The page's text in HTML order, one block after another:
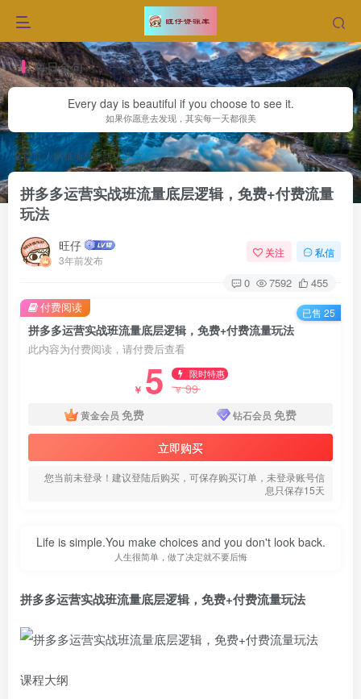
每日金句
Every day is beautiful if you choose to see it.
如果你愿意去发现，其实每一天都很美
首页 网赚项目更新 正文
拼多多运营实战班流量底层逻辑，免费+付费流量
玩法
旺仔
3年前发布
关注 私信
0 7592 455
拼多多运营实战班流量底层逻辑，免费+付费流量玩法
此内容为付费阅读，请付费后查看
￥ 5 限时特惠
￥99
黄金会员 免费 钻石会员 免费
立即购买
您当前未登录！建议登陆后购买，可保存购买订单，未登录账号信
息只保存15天
付费阅读 已售 25
Life is simple.You make choices and you don't look back.
人生很简单，做了决定就不要后悔
拼多多运营实战班流量底层逻辑，免费+付费流量玩法
课程大纲